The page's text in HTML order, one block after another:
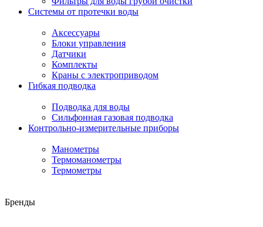
Системы от протечки воды
Аксессуары
Блоки управления
Датчики
Комплекты
Краны с электроприводом
Гибкая подводка
Подводка для воды
Сильфонная газовая подводка
Контрольно-измерительные приборы
Манометры
Термоманометры
Термометры
Бренды